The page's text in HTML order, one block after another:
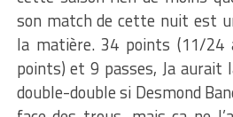
son match de cette nuit est
la matière. 34 points (11/
points) et 9 passes, Ja aurait
double-double si Desmond